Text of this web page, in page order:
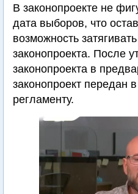
В законопроекте не
дата выборов, что
возможность
законопроекта. После
законопроекта в
законопроект передан
регламенту.